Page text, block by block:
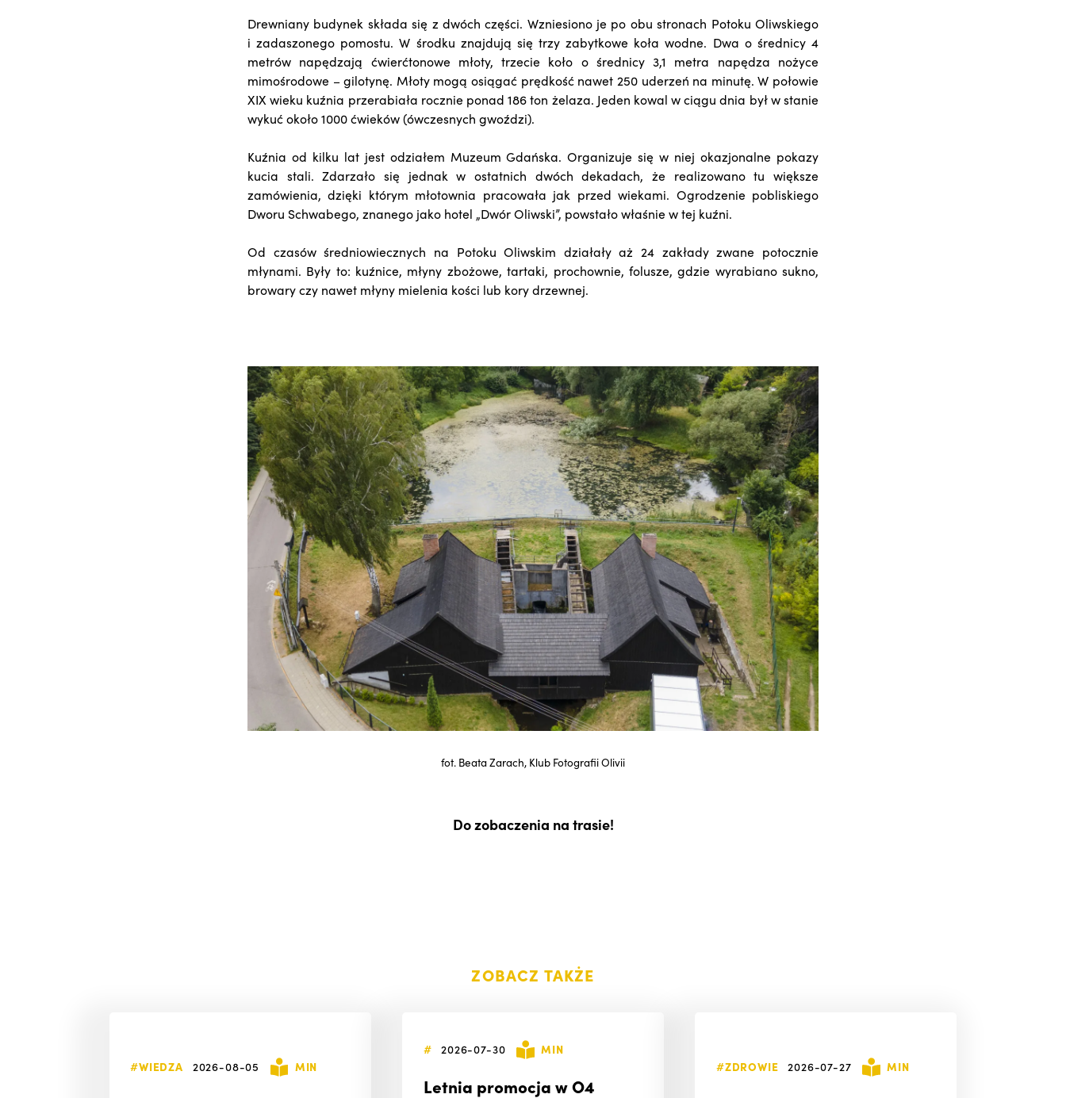
Drewniany budynek składa się z dwóch części. Wzniesiono je po obu stronach Potoku Oliwskiego
i zadaszonego pomostu. W środku znajdują się trzy zabytkowe koła wodne. Dwa o średnicy 4
metrów napędzają ćwierćtonowe młoty, trzecie koło o średnicy 3,1 metra napędza nożyce
mimośrodowe – gilotynę. Młoty mogą osiągać prędkość nawet 250 uderzeń na minutę. W połowie
XIX wieku kuźnia przerabiała rocznie ponad 186 ton żelaza. Jeden kowal w ciągu dnia był w stanie
wykuć około 1000 ćwieków (ówczesnych gwoździ).
Kuźnia od kilku lat jest odziałem Muzeum Gdańska. Organizuje się w niej okazjonalne pokazy
kucia stali. Zdarzało się jednak w ostatnich dwóch dekadach, że realizowano tu większe
zamówienia, dzięki którym młotownia pracowała jak przed wiekami. Ogrodzenie pobliskiego
Dworu Schwabego, znanego jako hotel „Dwór Oliwski”, powstało właśnie w tej kuźni.
Od czasów średniowiecznych na Potoku Oliwskim działały aż 24 zakłady zwane potocznie
młynami. Były to: kuźnice, młyny zbożowe, tartaki, prochownie, folusze, gdzie wyrabiano sukno,
browary czy nawet młyny mielenia kości lub kory drzewnej.
fot. Beata Zarach, Klub Fotografii Olivii
Do zobaczenia na trasie!
ZOBACZ TAKŻE
#WIEDZA 2026-08-05 MIN
# 2026-07-30 MIN
Letnia promocja w O4
#ZDROWIE 2026-07-27 MIN